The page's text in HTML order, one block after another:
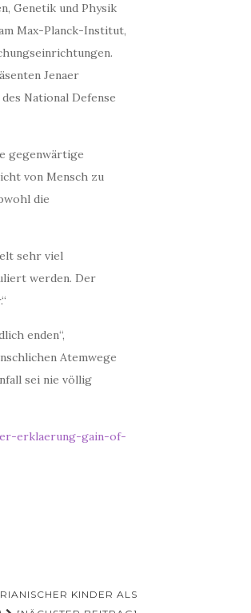
Genetik und Physik
Max-Planck-Institut,
Jenaer
National Defense
gegenwärtige
von Mensch zu
die
sehr viel
werden. Der
enden“,
Atemwege
sei nie völlig
erklaerung-gain-of-
KINDER ALS